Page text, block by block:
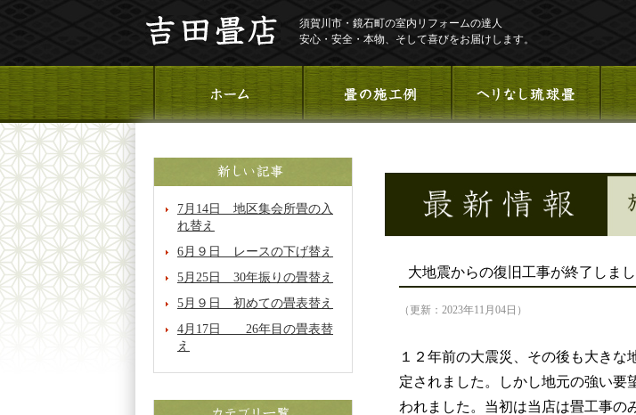
須賀川市・鏡石町の室内リフォームの達人
安心・安全・本物、そして喜びをお届けします。
大地震からの復旧工事が終了しまし
（更新：2023年11月04日）
１２年前の大震災、その後も大き
定されました。しかし地元の強い要
われました。当初は当店は畳工事の
7月14日 地区集会所畳の入
れ替え
6月９日 レースの下げ替え
5月25日 30年振りの畳替え
5月９日 初めての畳表替え
4月17日 26年目の畳表替
え